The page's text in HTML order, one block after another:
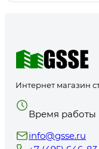
Интернет магазин
Время работы
info@gsse.ru